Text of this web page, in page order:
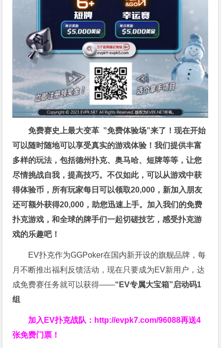
免费赛史上最大变革 ”免费体验场”来了！现在开始
可以随时随地可以享受真实的游戏体验！我们提供丰富
多样的玩法，包括德州扑克、奥马哈、短牌等等，让您
尽情挑战自我，提高技巧。不仅如此，可以从游戏中获
得体验币，所有玩家每日可以领取20,000，新加入朋友
还可额外获得20,000，助您迅速上手。 加入我们的免费
扑克游戏，和全球的牌手们一起切磋技艺，感受扑克游
戏的乐趣吧！
EV扑克作为GGPoker在国内新开设的旗舰品牌，每
月不断推出福利反馈活动，现在只要成为EV新用户，达
成免费赛任务就可以获得——“EV专属大宝箱”启动码1
组
加入EV扑克战队： http://evpk7.com/96088再送4
张免费门票！